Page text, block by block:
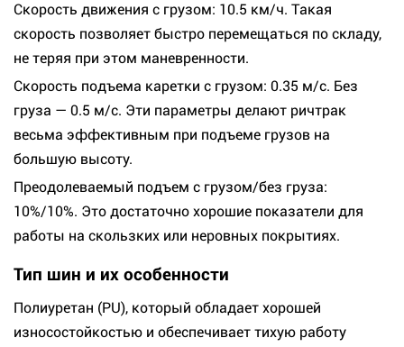
Скорость движения с грузом: 10.5 км/ч. Такая
скорость позволяет быстро перемещаться по складу,
не теряя при этом маневренности.
Скорость подъема каретки с грузом: 0.35 м/с. Без
груза — 0.5 м/с. Эти параметры делают ричтрак
весьма эффективным при подъеме грузов на
большую высоту.
Преодолеваемый подъем с грузом/без груза:
10%/10%. Это достаточно хорошие показатели для
работы на скользких или неровных покрытиях.
Тип шин и их особенности
Полиуретан (PU), который обладает хорошей
износостойкостью и обеспечивает тихую работу